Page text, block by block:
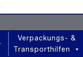
Verpackungs- &
Transporthilfen